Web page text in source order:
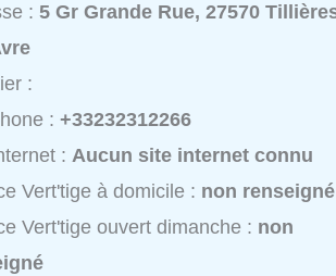
:5 Gr Grande Rue, 27570
:
:+33232312266
:Aucun site internet connu
Vert'tige à domicile : non renseigné
Vert'tige ouvert dimanche : non